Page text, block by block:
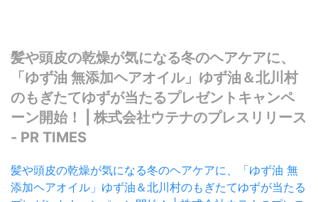
髪や頭皮の乾燥が気になる冬のヘアケアに、
「ゆず油 無添加ヘアオイル」ゆず油＆北川村
のもぎたてゆずが当たるプレゼントキャンペ
ーン開始！ | 株式会社ウテナのプレスリリース
- PR TIMES
髪や頭皮の乾燥が気になる冬のヘアケアに、「ゆず油 無
添加ヘアオイル」ゆず油＆北川村のもぎたてゆずが当たる